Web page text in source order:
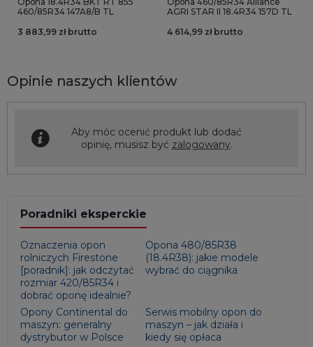
460/85R34 147A8/B TL
3 883,99 zł brutto
AGRI STAR II 18.4R34 157D TL
4 614,99 zł brutto
Opinie naszych klientów
Aby móc ocenić produkt lub dodać
opinię, musisz być zalogowany.
Poradniki eksperckie
Oznaczenia opon
rolniczych Firestone
[poradnik]: jak odczytać
rozmiar 420/85R34 i
dobrać oponę idealnie?
Opona 480/85R38
(18.4R38): jakie modele
wybrać do ciągnika
Opony Continental do
maszyn: generalny
dystrybutor w Polsce
Serwis mobilny opon do
maszyn – jak działa i
kiedy się opłaca